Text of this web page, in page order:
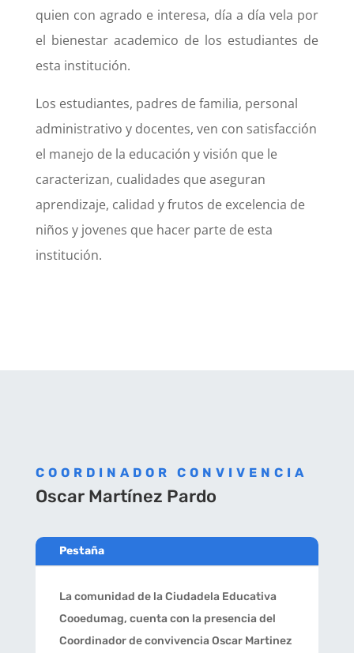
quien con agrado e interesa, día a día vela por
el bienestar academico de los estudiantes de
esta institución.
Los estudiantes, padres de familia, personal
administrativo y docentes, ven con satisfacción
el manejo de la educación y visión que le
caracterizan, cualidades que aseguran
aprendizaje, calidad y frutos de excelencia de
niños y jovenes que hacer parte de esta
institución.
COORDINADOR CONVIVENCIA
Oscar Martínez Pardo
Pestaña
La comunidad de la Ciudadela Educativa
Cooedumag, cuenta con la presencia del
Coordinador de convivencia Oscar Martinez